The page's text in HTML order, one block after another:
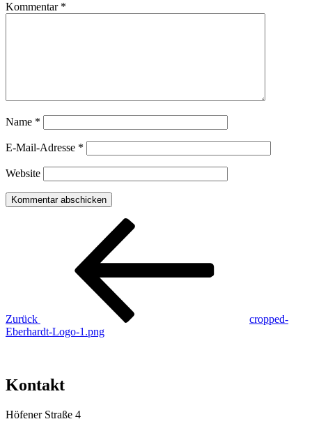
Kommentar *
Name *
E-Mail-Adresse *
Website
Beitragsnavigation
Zurück
cropped-
Eberhardt-Logo-1.png
Kontakt
Höfener Straße 4